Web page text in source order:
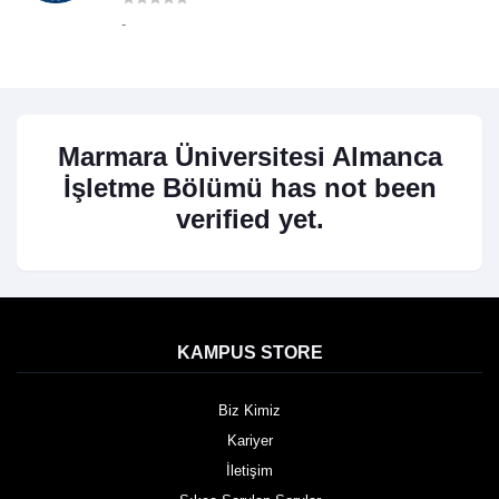
-
Marmara Üniversitesi Almanca
İşletme Bölümü has not been
verified yet.
KAMPUS STORE
Biz Kimiz
Kariyer
İletişim